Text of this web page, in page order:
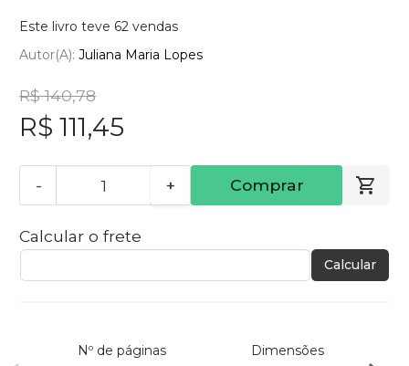
Este livro teve 62 vendas
Autor(a): Juliana Maria Lopes
R$ 140,78
R$ 111,45
- + Comprar
Calcular o frete
Calcular
Nº de páginas Dimensões